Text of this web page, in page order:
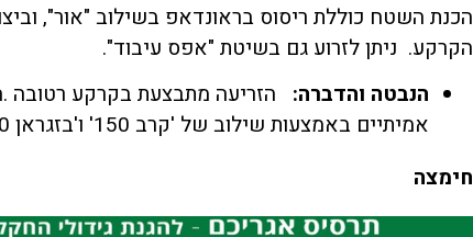
הכנת השטח כוללת ריסוס בראונדאפ בשילוב "אור",
הקרקע. ניתן לזרוע גם בשיטת "אפס עיבוד".
הנבטה והדברה:
אמיתיים באמצעות שילוב של 'קרב 150' ו'בזגראן 250'.
חימצה